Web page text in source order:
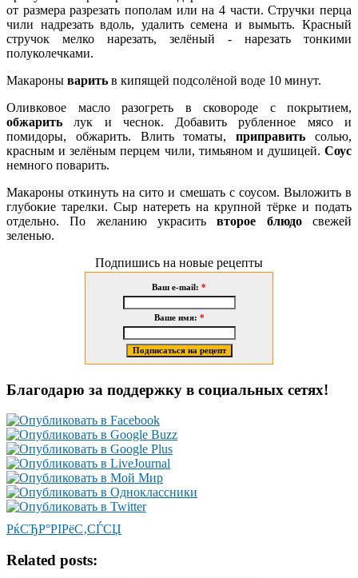
от размера разрезать пополам или на 4 части. Стручки перца
чили надрезать вдоль, удалить семена и вымыть. Красный
стручок мелко нарезать, зелёный - нарезать тонкими
полуколечками.
Макароны варить в кипящей подсолёной воде 10 минут.
Оливковое масло разогреть в сковороде с покрытием,
обжарить лук и чеснок. Добавить рубленное мясо и
помидоры, обжарить. Влить томаты,приправить солью,
красным и зелёным перцем чили, тимьяном и душицей. Соус
немного поварить.
Макароны откинуть на сито и смешать с соусом. Выложить в
глубокие тарелки. Сыр натереть на крупной тёрке и подать
отдельно. По желанию украситьвторое блюдосвежей
зеленью.
Подпишись на новые рецепты
Ваш e-mail: *
Ваше имя: *
Благодарю за поддержку в социальных сетях!
РќСЂР°РІРёС‚СЃСЏ
Related posts: